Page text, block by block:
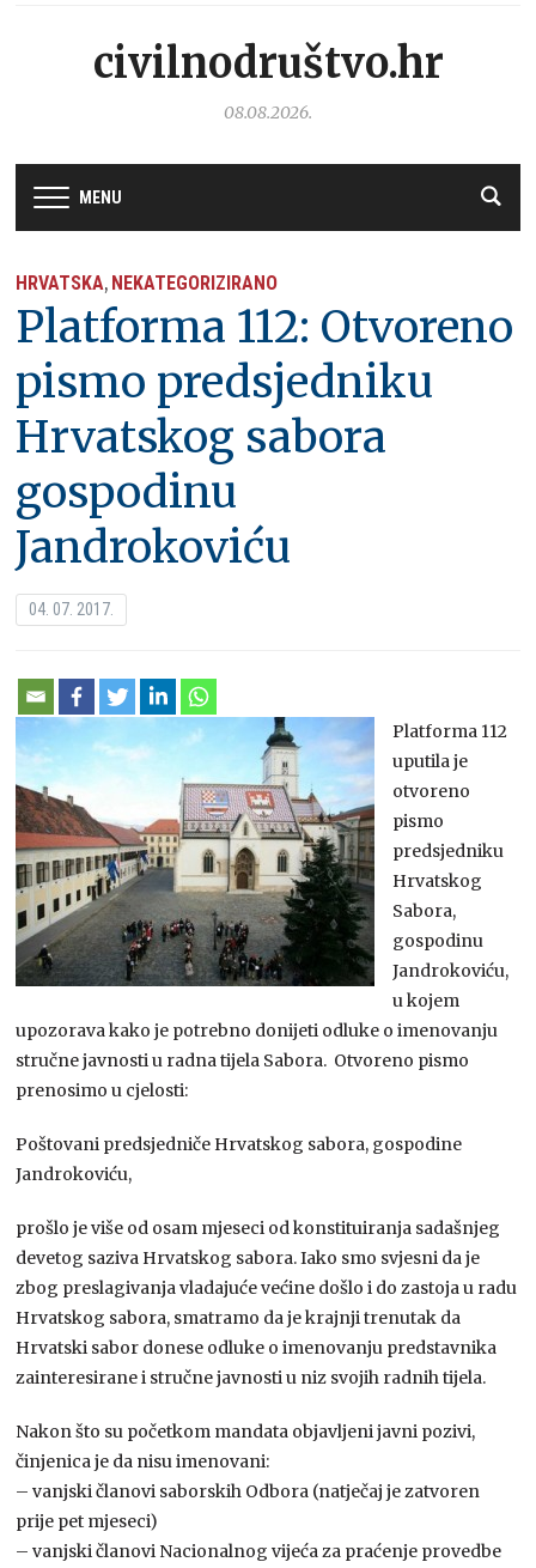
civilnodruštvo.hr
08.08.2026.
MENU
HRVATSKA, NEKATEGORIZIRANO
Platforma 112: Otvoreno
pismo predsjedniku
Hrvatskog sabora
gospodinu
Jandrokoviću
04. 07. 2017.
Platforma 112
uputila je
otvoreno
pismo
predsjedniku
Hrvatskog
Sabora,
gospodinu
Jandrokoviću,
u kojem
upozorava kako je potrebno donijeti odluke o imenovanju
stručne javnosti u radna tijela Sabora. Otvoreno pismo
prenosimo u cjelosti:
Poštovani predsjedniče Hrvatskog sabora, gospodine
Jandrokoviću,
prošlo je više od osam mjeseci od konstituiranja sadašnjeg
devetog saziva Hrvatskog sabora. Iako smo svjesni da je
zbog preslagivanja vladajuće većine došlo i do zastoja u radu
Hrvatskog sabora, smatramo da je krajnji trenutak da
Hrvatski sabor donese odluke o imenovanju predstavnika
zainteresirane i stručne javnosti u niz svojih radnih tijela.
Nakon što su početkom mandata objavljeni javni pozivi,
činjenica je da nisu imenovani:
– vanjski članovi saborskih Odbora (natječaj je zatvoren
prije pet mjeseci)
– vanjski članovi Nacionalnog vijeća za praćenje provedbe